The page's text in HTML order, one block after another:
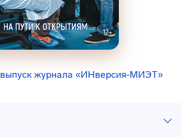
выпуск журнала «ИНверсия-МИЭТ»